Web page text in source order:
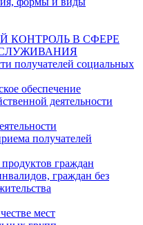
КОНТРОЛЬ В СФЕРЕ
получателей социальных
обеспечение
деятельности
получателей
граждан
граждан без
мест